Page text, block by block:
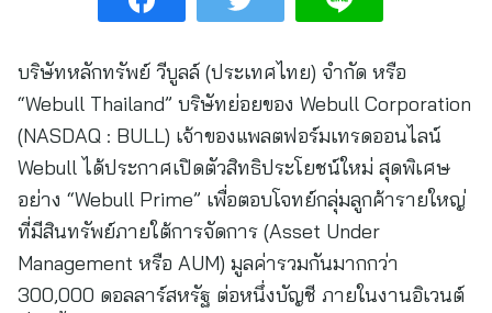
บริษัทหลักทรัพย์ วีบูลล์ (ประเทศไทย) จำกัด หรือ
“Webull Thailand” บริษัทย่อยของ Webull Corporation
(NASDAQ : BULL) เจ้าของแพลตฟอร์มเทรดออนไลน์
Webull ได้ประกาศเปิดตัวสิทธิประโยชน์ใหม่ สุดพิเศษ
อย่าง “Webull Prime” เพื่อตอบโจทย์กลุ่มลูกค้ารายใหญ่
ที่มีสินทรัพย์ภายใต้การจัดการ (Asset Under
Management หรือ AUM) มูลค่ารวมกันมากกว่า
300,000 ดอลลาร์สหรัฐ ต่อหนึ่งบัญชี ภายในงานอิเวนต์